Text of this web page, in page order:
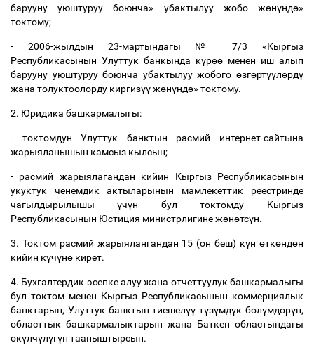
барууну уюштуруу боюнча» убактылуу жобо жөнүндө»
токтому;
- 2006-жылдын 23-мартындагы № 7/3 «Кыргыз
Республикасынын Улуттук банкында күрөө менен иш алып
барууну уюштуруу боюнча убактылуу жобого өзгөртүүлөрдү
жана толуктоолорду киргизүүжөнүндө» токтому.
2. Юридика башкармалыгы:
- токтомдун Улуттук банктын расмий интернет-сайтына
жарыяланышын камсыз кылсын;
- расмий жарыялагандан кийин Кыргыз Республикасынын
укуктук ченемдик актыларынын мамлекеттик реестринде
чагылдырылышыүчүн бул токтомду Кыргыз
Республикасынын Юстиция министрлигине жөнөтсүн.
3. Токтом расмий жарыялангандан 15 (он беш) күн өткөндөн
кийин күчүнө кирет.
4. Бухгалтердик эсепке алуу жана отчеттуулук башкармалыгы
бул токтом менен Кыргыз Республикасынын коммерциялык
банктарын, Улуттук банктын тиешелүү түзүмдүк бөлүмдөрүн,
областтык башкармалыктарын жана Баткен областындагы
өкүлчүлүгүн тааныштырсын.